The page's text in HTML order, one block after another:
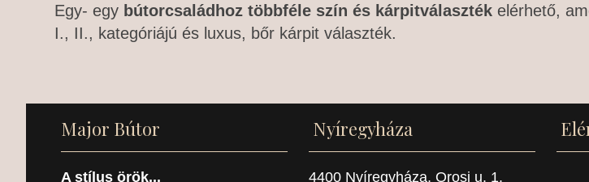
Egy- egy bútorcsaládhoz többféle szín és kárpitválaszték elérhető,
I., II., kategóriájú és luxus, bőr kárpit választék.
Major Bútor
A stílus örök...
Nyíregyháza
4400 Nyíregyháza, Orosi u. 1.